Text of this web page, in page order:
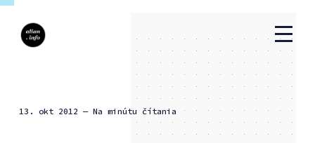
13. okt 2012 — Na minútu čítania